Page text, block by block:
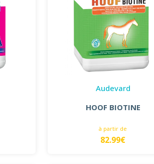
Audevard
HOOF BIOTINE
à partir de
82.99€